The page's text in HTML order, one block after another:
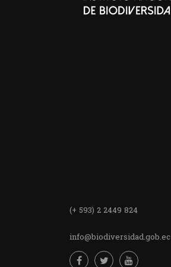
(+ 593) 2 2449 824
info@biodiversidad.gob.ec